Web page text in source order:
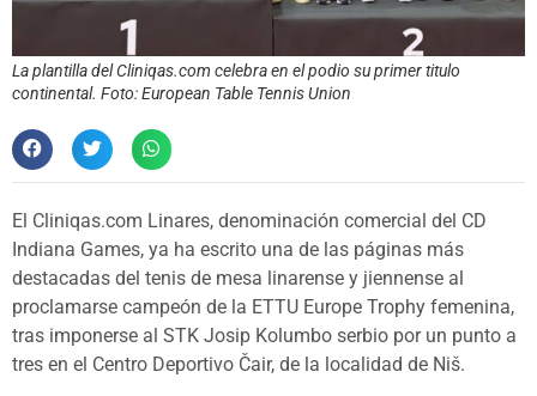
La plantilla del Cliniqas.com celebra en el podio su primer titulo
continental. Foto: European Table Tennis Union
El Cliniqas.com Linares, denominación comercial del CD
Indiana Games, ya ha escrito una de las páginas más
destacadas del tenis de mesa linarense y jiennense al
proclamarse campeón de la ETTU Europe Trophy femenina,
tras imponerse al STK Josip Kolumbo serbio por un punto a
tres en el Centro Deportivo Čair, de la localidad de Niš.